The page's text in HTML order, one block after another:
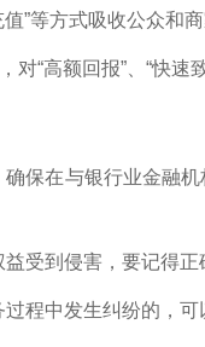
”等方式吸收公众和
对“高额回报”、“快
保在与银行业金融
受到侵害，要记得正
程中发生纠纷的，可